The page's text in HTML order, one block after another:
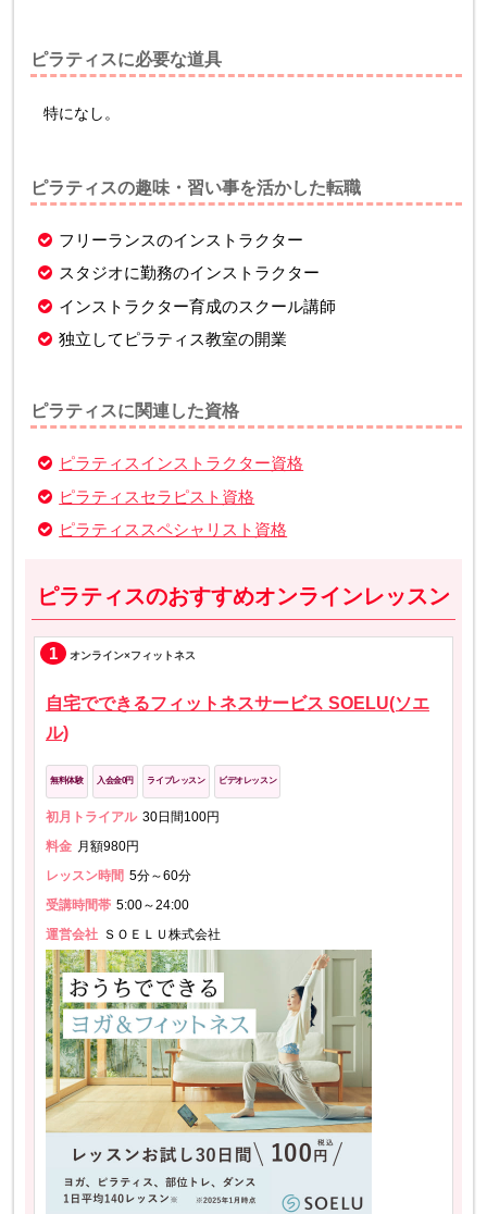
ピラティスに必要な道具
特になし。
ピラティスの趣味・習い事を活かした転職
フリーランスのインストラクター
スタジオに勤務のインストラクター
インストラクター育成のスクール講師
独立してピラティス教室の開業
ピラティスに関連した資格
ピラティスインストラクター資格
ピラティスセラピスト資格
ピラティススペシャリスト資格
ピラティスのおすすめオンラインレッスン
1 オンライン×フィットネス
自宅でできるフィットネスサービス SOELU(ソエ
ル)
無料体験 入会金0円 ライブレッスン ビデオレッスン
初月トライアル 30日間100円
料金 月額980円
レッスン時間 5分～60分
受講時間帯 5:00～24:00
運営会社 ＳＯＥＬＵ株式会社